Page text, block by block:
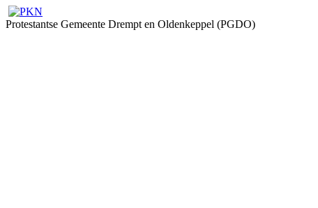
Protestantse Gemeente Drempt en Oldenkeppel (PGDO)